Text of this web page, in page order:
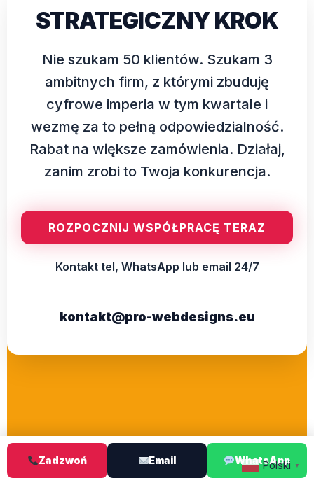
STRATEGICZNY KROK
Nie szukam 50 klientów. Szukam 3
ambitnych firm, z którymi zbuduję
cyfrowe imperia w tym kwartale i
wezmę za to pełną odpowiedzialność.
Rabat na większe zamówienia. Działaj,
zanim zrobi to Twoja konkurencja.
ROZPOCZNIJ WSPÓŁPRACĘ TERAZ
Kontakt tel, WhatsApp lub email 24/7
kontakt@pro-webdesigns.eu
Zadzwoń Email WhatsApp
Polski ▼